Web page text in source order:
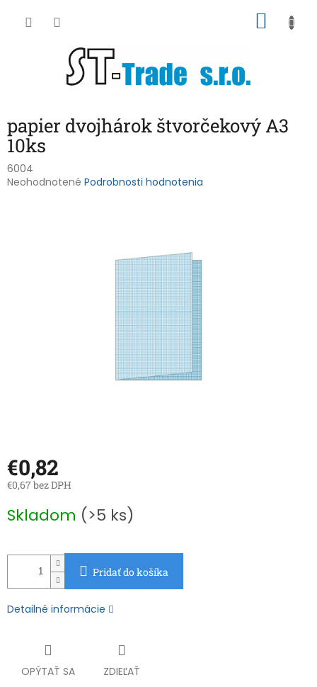
papier dvojhárok štvorčekový A3
10ks
6004
Priemerné
Neohodnotené Podrobnosti hodnotenia
€0,82
€0,67 bez DPH
cena:
Skladom (>5 ks)
Pridať do košíka
Detailné informácie
OPÝTAŤ SA ZDIEĽAŤ